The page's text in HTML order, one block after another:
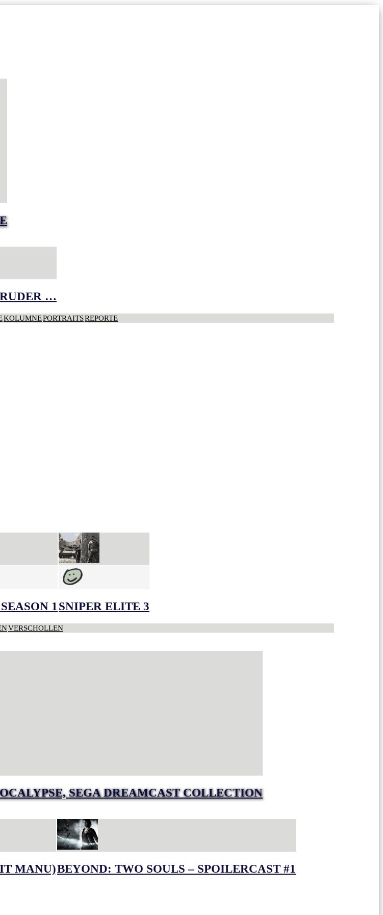
…
KOLUMNEPORTRAITSREPORTE
1SNIPER ELITE 3
VERSCHOLLEN
SEGA DREAMCAST COLLECTION
MANU)BEYOND: TWO SOULS – SPOILERCAST #1